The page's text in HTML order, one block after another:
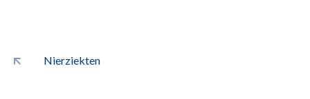
Nierziekten